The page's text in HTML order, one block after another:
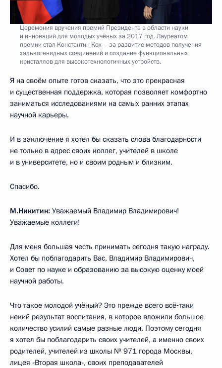
Церемония вручения премий Президента в области науки
и инноваций для молодых учёных за 2017 год. Лауреатом
премии стал Константин Кох – за развитие методов получения
халькогенидных соединений и создание функциональных
кристаллов для высокотехнологичных устройств.
Я на своём опыте готов сказать, что это прекрасная
и существенная поддержка, которая позволяет комфортно
заниматься исследованиями на самых ранних этапах
научной карьеры.
И в заключение я хотел бы сказать слова благодарности
не только в адрес своих коллег, учителей в школе
и в университете, но и своим родным и близким.
Спасибо.
М.Никитин: Уважаемый Владимир Владимирович!
Уважаемые коллеги!
Для меня большая честь принимать сегодня такую награду.
Хотел бы поблагодарить Вас, Владимир Владимирович,
и Совет по науке и образованию за высокую оценку моей
научной работы.
Что такое молодой учёный? Это прежде всего всё‑таки
некий результат воспитания, в которое вложили большое
количество усилий самые разные люди. Поэтому сегодня
я хотел бы поблагодарить своих учителей, а именно своих
родителей, учителей из школы № 971 города Москвы,
лицея «Вторая школа», своих преподавателей